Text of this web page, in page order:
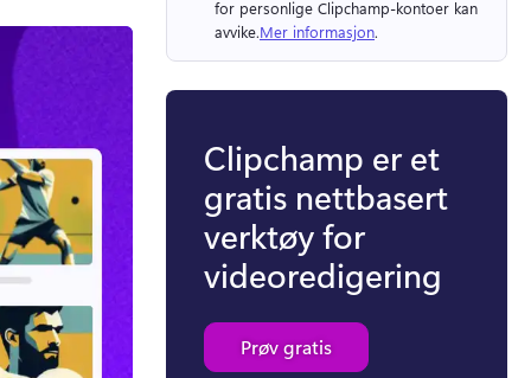
for personlige Clipchamp-kontoer kan
avvike.Mer informasjon.
Clipchamp er et
gratis nettbasert
verktøy for
videoredigering
Prøv gratis